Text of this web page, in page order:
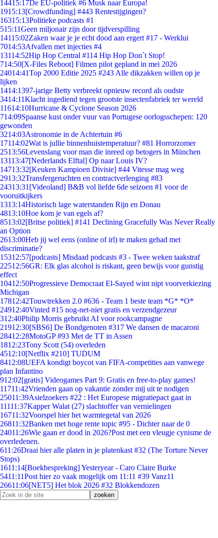
14415:17De EU-politiek #6 Musk naar Europa!
1915:13[Crowdfunding] #443 Rentestijgingen?
16315:13Politieke podcasts #1
515:11Geen miljonair zijn door tijdverspilling
14115:02Zaken waar je je echt dood aan ergert #17 - Werklui
7014:53Afvallen met injecties #4
13114:52Hip Hop Central #114 Hip Hop Don´t Stop!
714:50[X-Files Reboot] Filmen pilot gepland in mei 2026
24014:41Top 2000 Editie 2025 #243 Alle dikzakken willen op je
lijken
1414:1397-jarige Betty verbreekt opnieuw record als oudste
3414:11Klacht ingediend tegen grootste insectenfabriek ter wereld
11614:10Hurricane & Cyclone Season 2026
714:09Spaanse kust onder vuur van Portugese oorlogsschepen: 120
gewonden
3214:03Astronomie in de Achtertuin #6
17114:02Wat is jullie binnenhuistemperatuur? #81 Horrorzomer
2513:56Levenslang voor man die inreed op betogers in München
13113:47[Nederlands Elftal] Op naar Louis IV?
14713:32[Keuken Kampioen Divisie] #44 Vitesse mag weg
2913:32Transfergeruchten en contractverlenging #83
24313:31 [Videoland] B&B vol liefde 6de seizoen #1 voor de
vooruitkijkers
1313:14Historisch lage waterstanden Rijn en Donau
4813:10Hoe kom je van egels af?
8513:02[Britse politiek] #141 Declining Gracefully Was Never Really
an Option
2613:00Heb jij wel eens (online of irl) te maken gehad met
discriminatie?
15312:57[podcasts] Misdaad podcasts #3 - Twee weken taakstraf
22512:56GR: Elk glas alcohol is riskant, geen bewijs voor gunstig
effect
10412:50Progressieve Democraat El-Sayed wint nipt voorverkiezing
Michigan
17812:42Touwtrekken 2.0 #636 - Team 1 beste team *G* *O*
24912:40Vinted #15 nog-net-niet gratis en verzendgezeur
312:40Philip Morris gebruikt AI voor rookcampagne
21912:30[SBS6] De Bondgenoten #317 We dansen de macaroni
28412:28MotoGP #93 Met de TT in Assen
1812:23Tony Scott (54) overleden
4512:10[Netflix #210] TUDUM
8412:08UEFA kondigt boycot van FIFA-competities aan vanwege
plan Infantino
912:02[gratis] Videogames Part 9: Gratis en free-to-play games!
11711:42Vrienden gaan op vakantie zonder mij uit te nodigen
25011:39Asielzoekers #22 : Het Europese migratiepact gaat in
11111:37Kapper Walat (27) slachtoffer van vernielingen
16711:32Voorspel hier het warmtegetal van 2026
26811:32Banken met hoge rente topic #95 - Dichter naar de 0
24011:26Wie gaan er dood in 2026?Post met een vleugje cynisme de
overledenen.
611:26Draai hier alle platen in je platenkast #32 (The Torture Never
Stops)
1611:14[Boekbespreking] Yesteryear - Caro Claire Burke
5411:11Post hier zo vaak mogelijk om 11:11 #39 Vanz11
26611:06[NET5] Het blok 2026 #32 Blokkendozen